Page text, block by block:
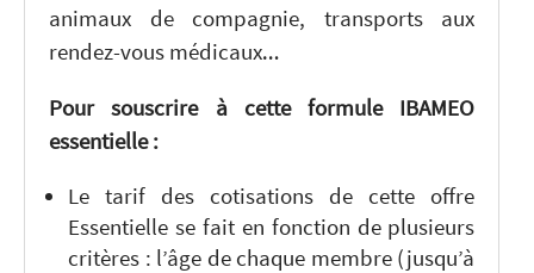
animaux de compagnie, transports aux
rendez-vous médicaux…
Pour souscrire à cette formule IBAMEO
essentielle :
Le tarif des cotisations de cette offre
Essentielle se fait en fonction de plusieurs
critères : l’âge de chaque membre (jusqu’à